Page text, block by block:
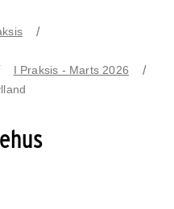
I Praksis - Marts 2026